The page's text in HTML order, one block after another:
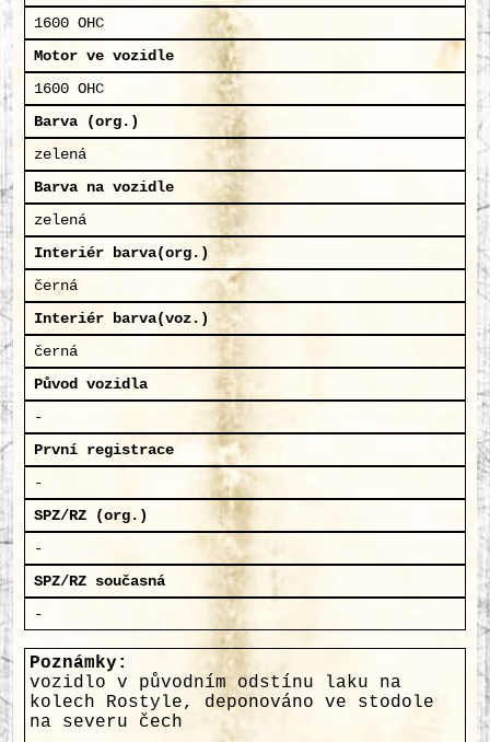
1600 OHC
Motor ve vozidle
1600 OHC
Barva (org.)
zelená
Barva na vozidle
zelená
Interiér barva(org.)
černá
Interiér barva(voz.)
černá
Původ vozidla
-
První registrace
-
SPZ/RZ (org.)
-
SPZ/RZ současná
-
Poznámky:
vozidlo v původním odstínu laku na
kolech Rostyle, deponováno ve stodole
na severu čech